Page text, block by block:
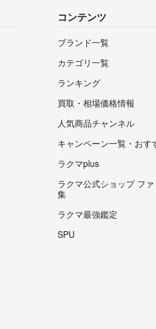
コンテンツ
ブランド一覧
カテゴリ一覧
ランキング
買取・相場価格情報
人気商品チャンネル
キャンペーン一覧・おす
ラクマplus
ラクマ公式ショップ フ
集
ラクマ最強鑑定
SPU